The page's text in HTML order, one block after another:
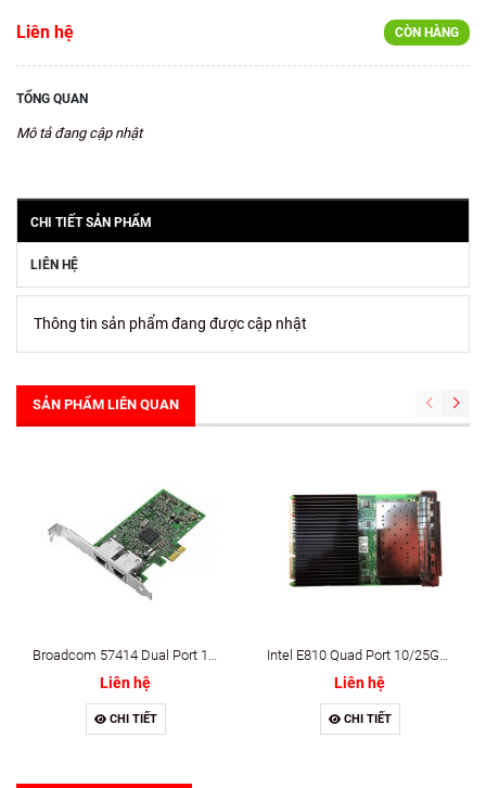
Liên hệ CÒN HÀNG
TỔNG QUAN
Mô tả đang cập nhật
CHI TIẾT SẢN PHẨM
LIÊN HỆ
Thông tin sản phẩm đang được cập nhật
SẢN PHẨM LIÊN QUAN
Broadcom 57414 Dual Port 10/25GbE SFP28 Adapter, PCIe Full Height, Customer Kit, V2
Liên hệ
CHI TIẾT
Intel E810 Quad Port 10/25GbE SFP28 Adapter, OCP NIC 3.0, Customer Kit
Liên hệ
CHI TIẾT